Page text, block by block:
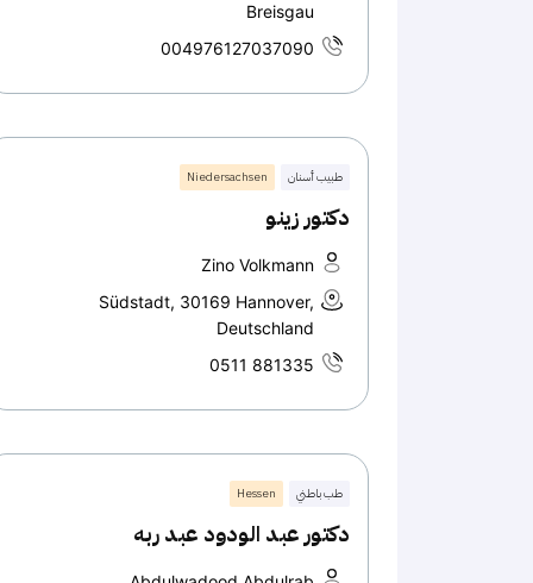
Breisgau
004976127037090
طبيب أسنان Niedersachsen
دكتور زينو
Zino Volkmann
Südstadt, 30169 Hannover,
Deutschland
0511 881335
طب باطني Hessen
دكتور عبد الودود عبد ربه